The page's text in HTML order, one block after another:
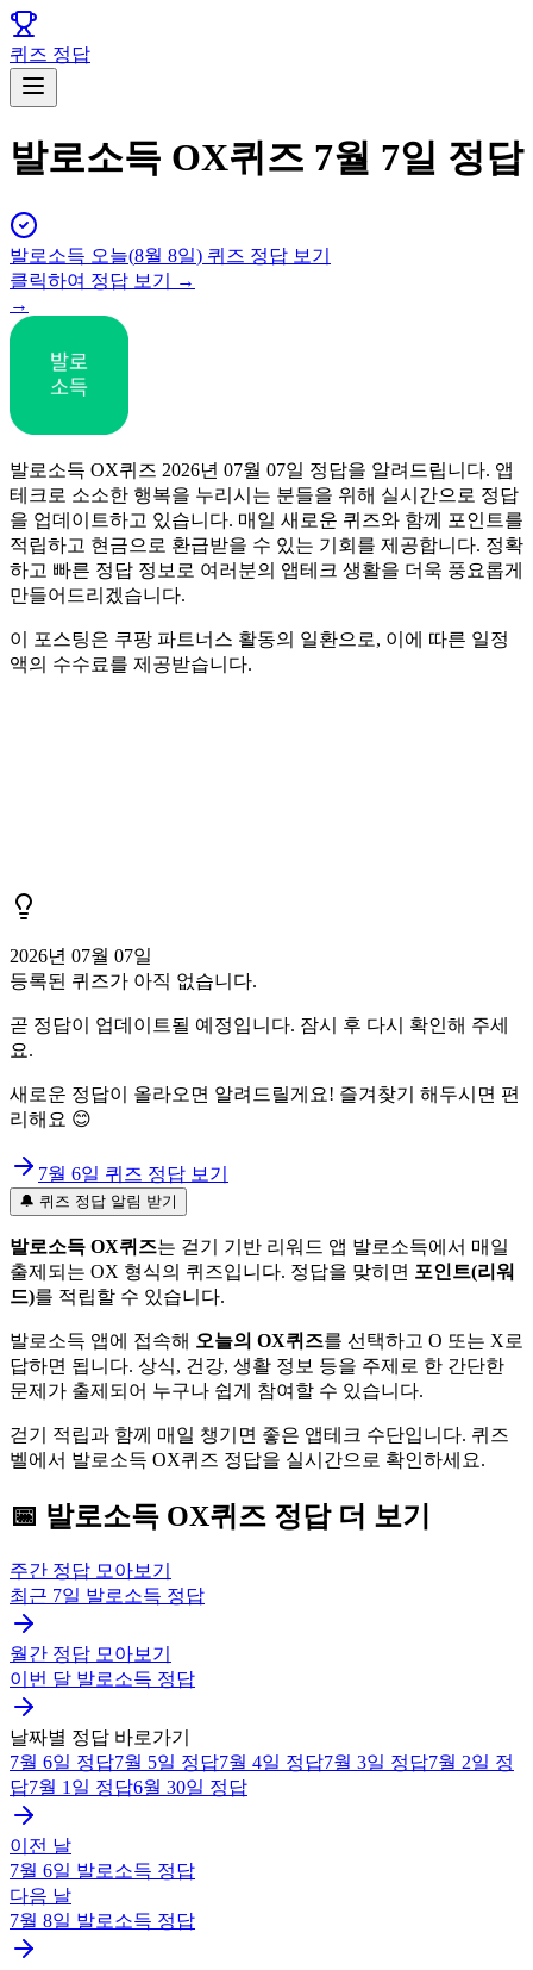
퀴즈 정답
발로소득 OX퀴즈 7월 7일 정답
발로소득 오늘(8월 8일) 퀴즈 정답 보기
클릭하여 정답 보기 →
→
발로소득 OX퀴즈 2026년 07월 07일 정답을 알려드립니다. 앱
테크로 소소한 행복을 누리시는 분들을 위해 실시간으로 정답
을 업데이트하고 있습니다. 매일 새로운 퀴즈와 함께 포인트를
적립하고 현금으로 환급받을 수 있는 기회를 제공합니다. 정확
하고 빠른 정답 정보로 여러분의 앱테크 생활을 더욱 풍요롭게
만들어드리겠습니다.
이 포스팅은 쿠팡 파트너스 활동의 일환으로, 이에 따른 일정
액의 수수료를 제공받습니다.
2026년 07월 07일
등록된 퀴즈가 아직 없습니다.
곧 정답이 업데이트될 예정입니다. 잠시 후 다시 확인해 주세
요.
새로운 정답이 올라오면 알려드릴게요! 즐겨찾기 해두시면 편
리해요 😊
7월 6일 퀴즈 정답 보기
🔔 퀴즈 정답 알림 받기
발로소득 OX퀴즈는 걷기 기반 리워드 앱 발로소득에서 매일
출제되는 OX 형식의 퀴즈입니다. 정답을 맞히면 포인트(리워
드)를 적립할 수 있습니다.
발로소득 앱에 접속해 오늘의 OX퀴즈를 선택하고 O 또는 X로
답하면 됩니다. 상식, 건강, 생활 정보 등을 주제로 한 간단한
문제가 출제되어 누구나 쉽게 참여할 수 있습니다.
걷기 적립과 함께 매일 챙기면 좋은 앱테크 수단입니다. 퀴즈
벨에서 발로소득 OX퀴즈 정답을 실시간으로 확인하세요.
📅 발로소득 OX퀴즈 정답 더 보기
주간 정답 모아보기
최근 7일 발로소득 정답
월간 정답 모아보기
이번 달 발로소득 정답
날짜별 정답 바로가기
7월 6일 정답7월 5일 정답7월 4일 정답7월 3일 정답7월 2일 정
답7월 1일 정답6월 30일 정답
이전 날
7월 6일 발로소득 정답
다음 날
7월 8일 발로소득 정답